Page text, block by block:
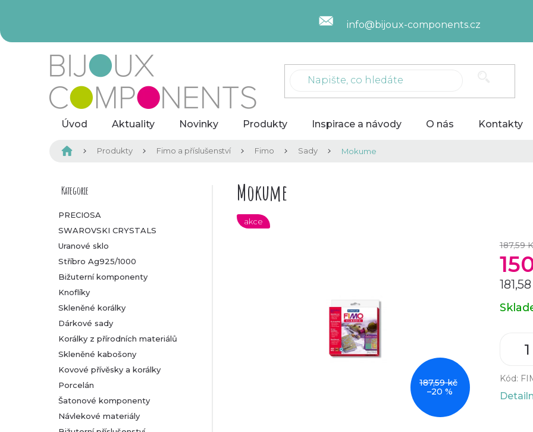
info@bijoux-components.cz
Úvod Aktuality Novinky Produkty Inspirace a návody O nás Kontakty
Domů Produkty Fimo a příslušenství Fimo Sady Mokume
P
o
s
t
r
a
n
n
í
p
Přeskočit
Kategorie
PRECIOSA
SWAROVSKI CRYSTALS
Uranové sklo
Stříbro Ag925/1000
Bižuterní komponenty
Knoflíky
Skleněné korálky
Dárkové sady
Korálky z přírodních materiálů
Skleněné kabošony
Kovové přívěsky a korálky
Porcelán
Šatonové komponenty
Návlekové materiály
Mokume
akce
187,59 kč
–20 %
187,59
Měrná
cena:
Kód: